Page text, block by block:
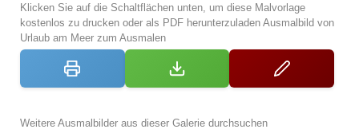
Klicken Sie auf die Schaltflächen unten, um diese Malvorlage
kostenlos zu drucken oder als PDF herunterzuladen Ausmalbild von
Urlaub am Meer zum Ausmalen
Weitere Ausmalbilder aus dieser Galerie durchsuchen